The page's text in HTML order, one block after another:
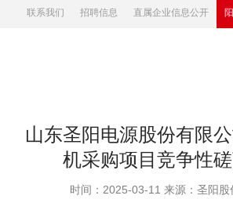
联系我们 招聘信息 直属企业信息公开
山东圣阳电源股份有限
机采购项目竞争性
时间：2025-03-11 来源：圣阳